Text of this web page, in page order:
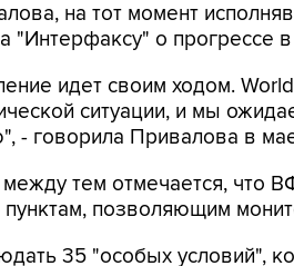
на тот момент
о прогрессе
идет своим ходом.
ситуации, и мы
- говорила Привалова в
тем отмечается, что
пунктам, позволяющим
35 "особых условий",